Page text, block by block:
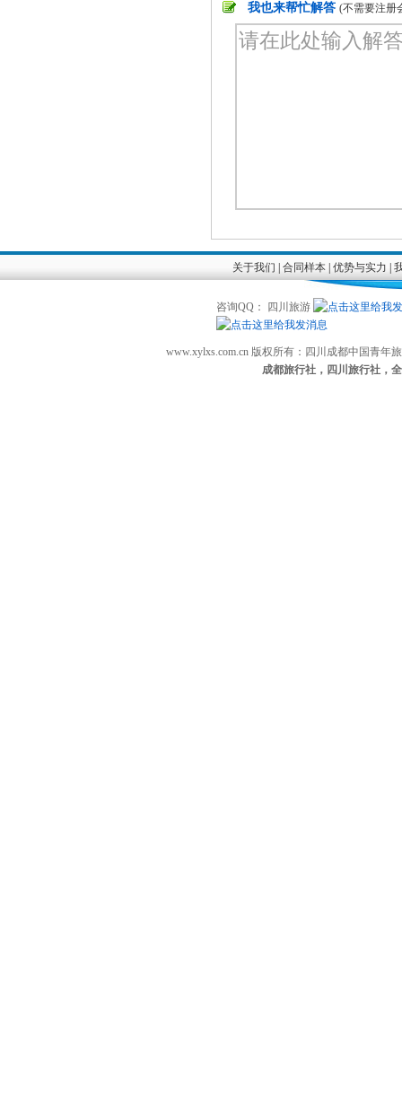
我也来帮忙解答 (不需要注册
关于我们 合同样本| 优势与实力
咨询QQ： 四川旅游
www.xylxs.com.cn 版权所有：四川成都中国青
成都旅行社，四川旅行社，